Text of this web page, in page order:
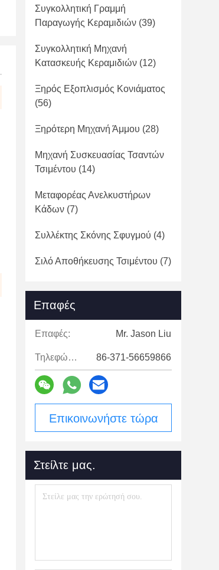
Συγκολλητική Γραμμή
Παραγωγής Κεραμιδιών (39)
Συγκολλητική Μηχανή
Κατασκευής Κεραμιδιών (12)
Ξηρός Εξοπλισμός Κονιάματος
(56)
Ξηρότερη Μηχανή Άμμου (28)
Μηχανή Συσκευασίας Τσαντών
Τσιμέντου (14)
Μεταφορέας Ανελκυστήρων
Κάδων (7)
Συλλέκτης Σκόνης Σφυγμού (4)
Σιλό Αποθήκευσης Τσιμέντου (7)
Επαφές
Επαφές: Mr. Jason Liu
Τηλεφώνημα: 86-371-56659866
Επικοινωνήστε τώρα
Στείλτε μας.